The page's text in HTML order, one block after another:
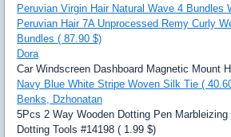
Peruvian Virgin Hair Natural Wave 4 Bundles
Peruvian Hair 7A Unprocessed Remy Curly
Bundles ( 87.90 $)
Dora
Car Windscreen Dashboard Magnetic Mount
Navy Blue White Stripe Woven Silk Tie (
Benks, Dzhonatan
5Pcs 2 Way Wooden Dotting Pen Marbleizing
Dotting Tools #14198 ( 1.99 $)